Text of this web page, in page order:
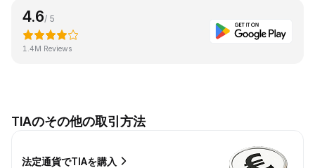
4.6/ 5
1.4M Reviews
TIAのその他の取引方法
法定通貨でTIAを購入